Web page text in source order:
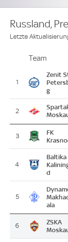
Russland,
Letzte
PlatzTeam
1
Zenit
g
2
3
FK
4
Baltika
d
5
ala
6
ZSKA